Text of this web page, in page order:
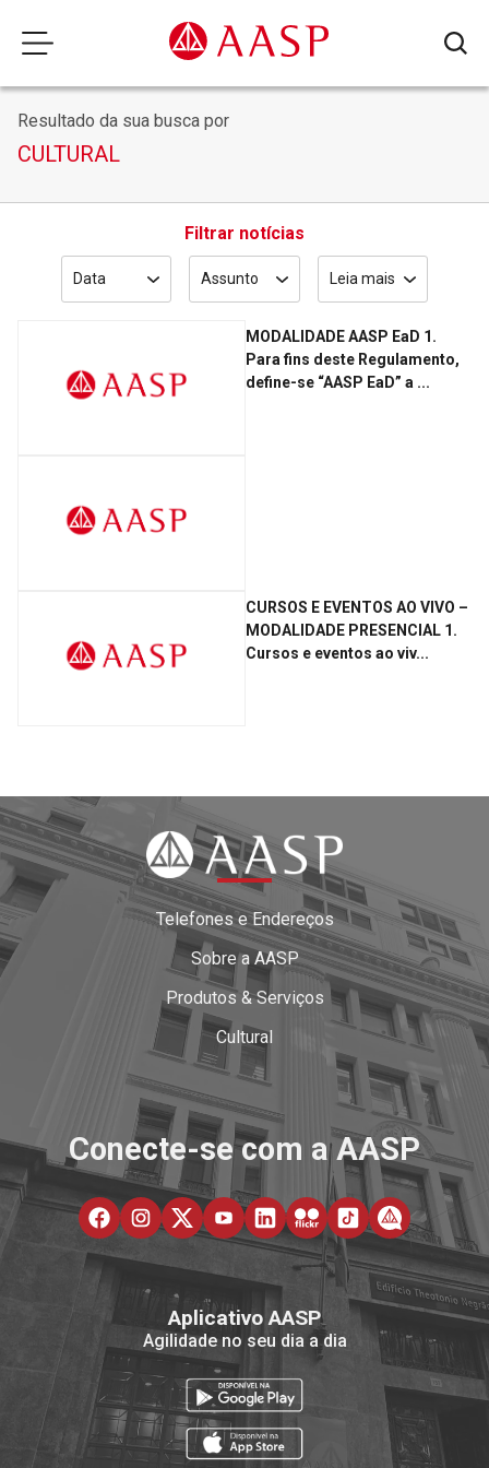
Resultado da sua busca por
CULTURAL
Filtrar notícias
Data Assunto Leia mais
MODALIDADE AASP EaD 1.
Para fins deste Regulamento,
define-se “AASP EaD” a ...
CURSOS E EVENTOS AO VIVO –
MODALIDADE PRESENCIAL 1.
Cursos e eventos ao viv...
Telefones e Endereços
Sobre a AASP
Produtos & Serviços
Cultural
Conecte-se com a AASP
Aplicativo AASP
Agilidade no seu dia a dia